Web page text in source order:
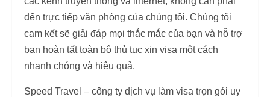
đến trực tiếp văn phòng của chúng tôi. Chúng tôi
cam kết sẽ giải đáp mọi thắc mắc của bạn và hỗ trợ
bạn hoàn tất toàn bộ thủ tục xin visa một cách
nhanh chóng và hiệu quả.
Speed Travel – công ty dịch vụ làm visa trọn gói uy